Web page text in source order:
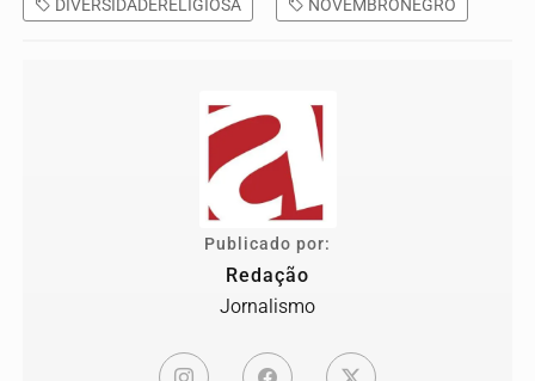
DIVERSIDADERELIGIOSA NOVEMBRONEGRO
Publicado por:
Redação
Jornalismo